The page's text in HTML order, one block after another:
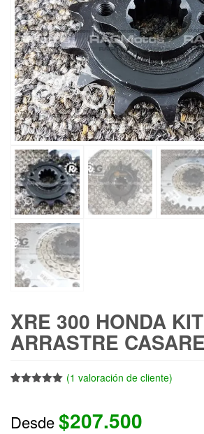
XRE 300 HONDA KIT
ARRASTRE
avaloración
de un
(1 valoración de cliente)
Desde$207.500